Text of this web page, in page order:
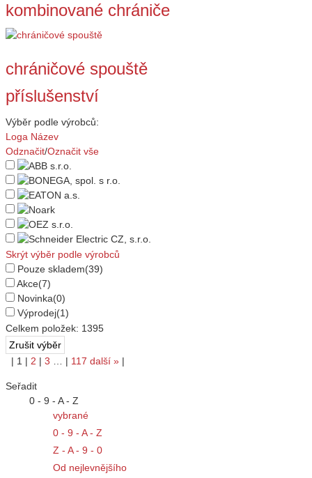
kombinované chrániče
chráničové spouště
příslušenství
Výběr podle výrobců:
Loga Název
Odznačit/Označit vše
Skrýt výběr podle výrobců
Pouze skladem(39)
Akce(7)
Novinka(0)
Výprodej(1)
Celkem položek: 1395
| 1 | 2 | 3 … | 117 další » |
Seřadit
0 - 9 - A - Z
vybrané
0 - 9 - A - Z
Z - A - 9 - 0
Od nejlevnějšího